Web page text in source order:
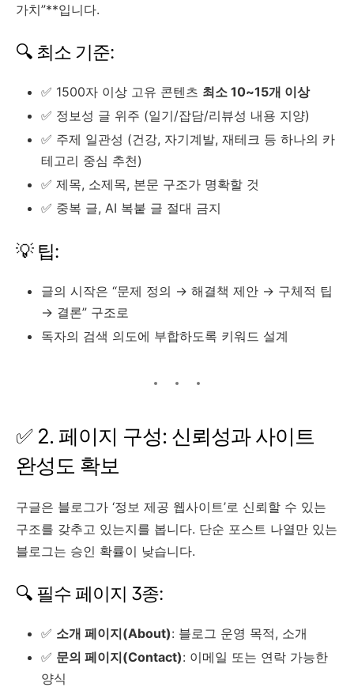
가치”**입니다.
🔍 최소 기준:
✅ 1500자 이상 고유 콘텐츠 최소 10~15개 이상
✅ 정보성 글 위주 (일기/잡담/리뷰성 내용 지양)
✅ 주제 일관성 (건강, 자기계발, 재테크 등 하나의 카
테고리 중심 추천)
✅ 제목, 소제목, 본문 구조가 명확할 것
✅ 중복 글, AI 복붙 글 절대 금지
💡 팁:
글의 시작은 “문제 정의 → 해결책 제안 → 구체적 팁
→ 결론” 구조로
독자의 검색 의도에 부합하도록 키워드 설계
✅ 2. 페이지 구성: 신뢰성과 사이트
완성도 확보
구글은 블로그가 ‘정보 제공 웹사이트’로 신뢰할 수 있는
구조를 갖추고 있는지를 봅니다. 단순 포스트 나열만 있는
블로그는 승인 확률이 낮습니다.
🔍 필수 페이지 3종:
✅ 소개 페이지(About): 블로그 운영 목적, 소개
✅ 문의 페이지(Contact): 이메일 또는 연락 가능한
양식